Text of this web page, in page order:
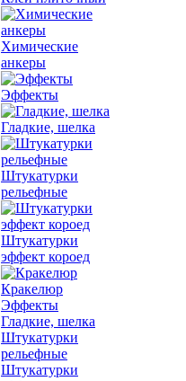
Химические
анкеры
Эффекты
Гладкие, шелка
Штукатурки
рельефные
Штукатурки
эффект короед
Кракелюр
Эффекты
Гладкие, шелка
Штукатурки
рельефные
Штукатурки